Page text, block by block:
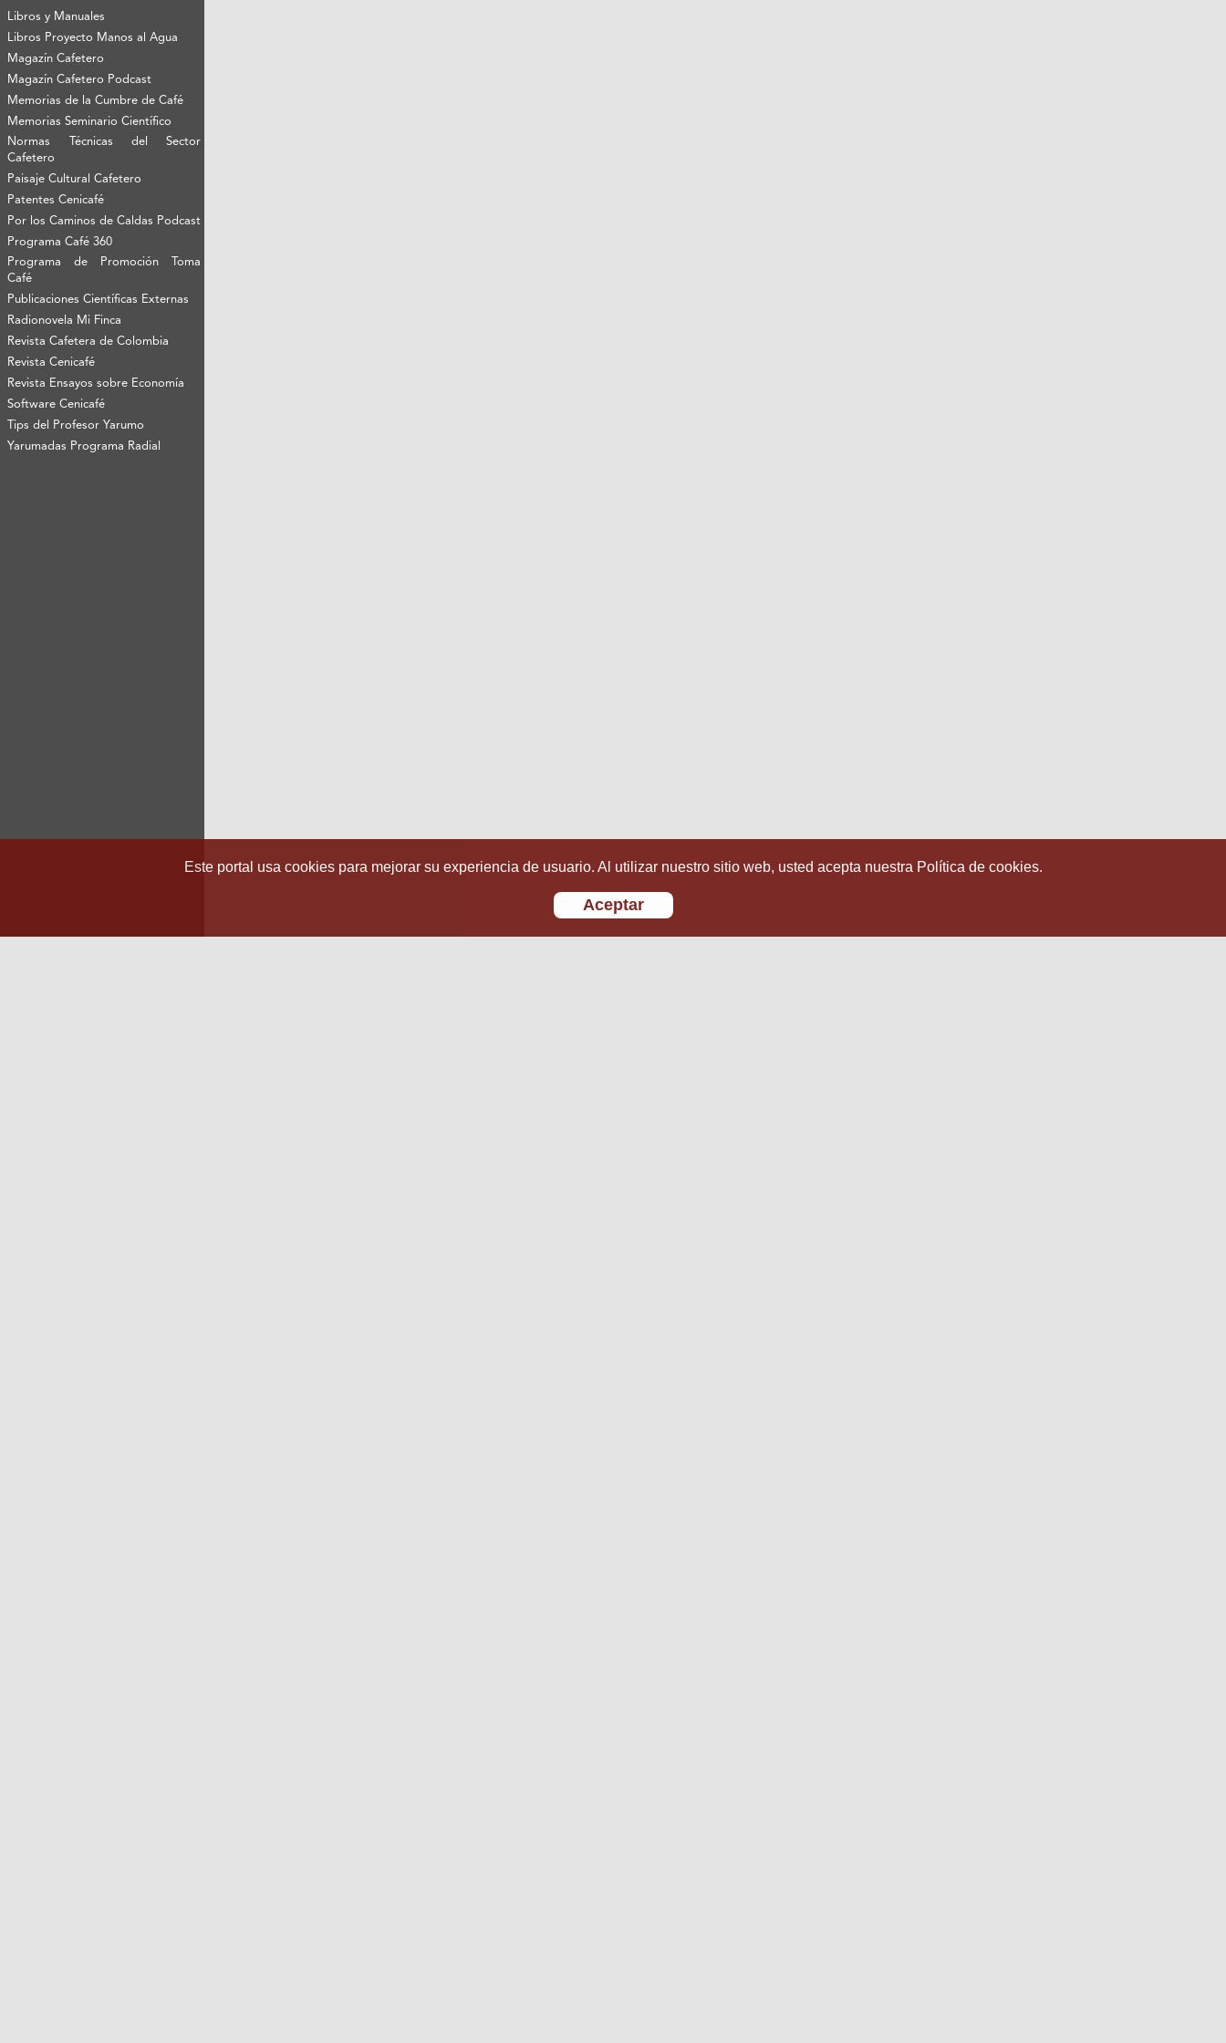
Libros y Manuales
Libros Proyecto Manos al Agua
Magazín Cafetero
Magazín Cafetero Podcast
Memorias de la Cumbre de Café
Memorias Seminario Científico
Normas Técnicas del Sector
Cafetero
Paisaje Cultural Cafetero
Patentes Cenicafé
Por los Caminos de Caldas Podcast
Programa Café 360
Programa de Promoción Toma
Café
Publicaciones Científicas Externas
Radionovela Mi Finca
Revista Cafetera de Colombia
Revista Cenicafé
Revista Ensayos sobre Economía
Software Cenicafé
Tips del Profesor Yarumo
Yarumadas Programa Radial
Este portal usa cookies para mejorar su experiencia de usuario. Al utilizar nuestro sitio web, usted acepta nuestra Política de cookies.
Aceptar